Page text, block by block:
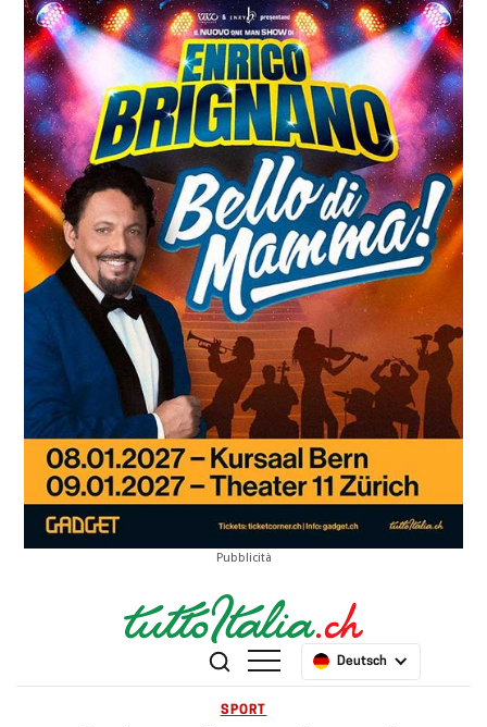
Pubblicità
Deutsch
SPORT